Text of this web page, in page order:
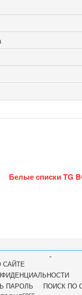
Белые списки TG
-
САЙТЕ
ПАРОЛЬ
ПОИСК ПО